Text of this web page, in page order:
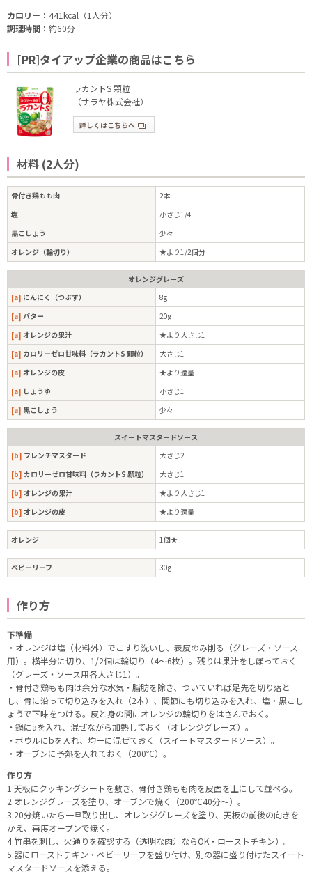
カロリー： 441kcal（1人分）
調理時間： 約60分
[PR]タイアップ企業の商品はこちら
ラカントS 顆粒
（サラヤ株式会社）
詳しくはこちらへ
材料 (2人分)
骨付き鶏もも肉
2本
塩
小さじ1/4
黒こしょう
少々
オレンジ（輪切り）
★より1/2個分
オレンジグレーズ
[a] にんにく（つぶす）
8g
[a] バター
20g
[a] オレンジの果汁
★より大さじ1
[a] カロリーゼロ甘味料（ラカントS 顆粒）
大さじ1
[a] オレンジの皮
★より適量
[a] しょうゆ
小さじ1
[a] 黒こしょう 少々
スイートマスタードソース
[b] フレンチマスタード
大さじ2
[b] カロリーゼロ甘味料（ラカントS 顆粒）
大さじ1
[b] オレンジの果汁
★より大さじ1
[b] オレンジの皮 ★より適量
オレンジ 1個★
ベビーリーフ 30g
作り方
下準備
・オレンジは塩（材料外）でこすり洗いし、表皮のみ削る（グレーズ・ソース
用）。横半分に切り、1/2個は輪切り（4～6枚）。残りは果汁をしぼっておく
（グレーズ・ソース用各大さじ1）。
・骨付き鶏もも肉は余分な水気・脂肪を除き、ついていれば足先を切り落と
し、骨に沿って切り込みを入れ（2本）、関節にも切り込みを入れ、塩・黒こし
ょうで下味をつける。皮と身の間にオレンジの輪切りをはさんでおく。
・鍋にaを入れ、混ぜながら加熱しておく（オレンジグレーズ）。
・ボウルにbを入れ、均一に混ぜておく（スイートマスタードソース）。
・オーブンに予熱を入れておく（200℃）。
作り方
1.天板にクッキングシートを敷き、骨付き鶏もも肉を皮面を上にして並べる。
2.オレンジグレーズを塗り、オーブンで焼く（200℃40分～）。
3.20分焼いたら一旦取り出し、オレンジグレーズを塗り、天板の前後の向きを
かえ、再度オーブンで焼く。
4.竹串を刺し、火通りを確認する（透明な肉汁ならOK・ローストチキン）。
5.器にローストチキン・ベビーリーフを盛り付け、別の器に盛り付けたスイート
マスタードソースを添える。